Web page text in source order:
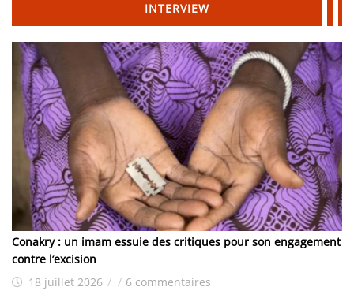
INTERVIEW
Conakry : un imam essuie des critiques pour son engagement
contre l’excision
18 juillet 2026 / / 6 commentaires